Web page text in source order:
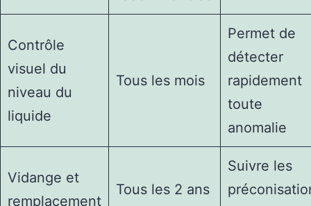
Contrôle
visuel du
niveau du
liquide
Tous les mois
Permet de
détecter
rapidement
toute
anomalie
Vidange et
remplacement
Tous les 2 ans
Suivre les